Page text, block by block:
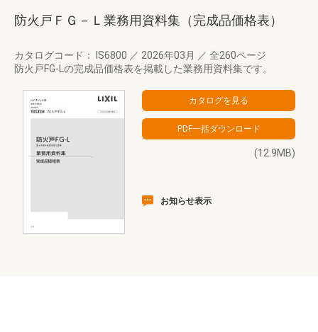
防火戸ＦＧ－Ｌ業務用資料集（完成品価格表）
カタログコード： IS6800 ／ 2026年03月 ／ 全260ページ
防火戸FG-Lの完成品価格表を掲載した業務用資料集です。
(12.9MB)
お知らせ表示